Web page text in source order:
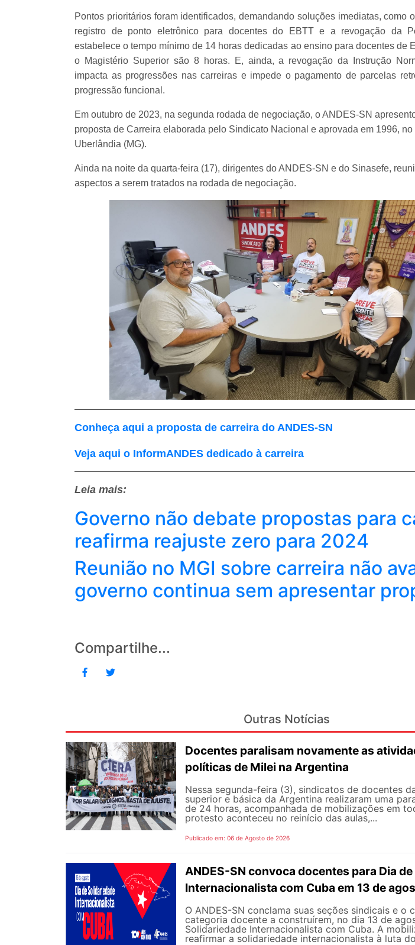
Pontos prioritários foram identificados, demandando soluções imediatas, como
registro de ponto eletrônico para docentes do EBTT e a revogação da
estabelece o tempo mínimo de 14 horas dedicadas ao ensino para docentes de
o Magistério Superior são 8 horas. E, ainda, a revogação da Instrução
impacta as progressões nas carreiras e impede o pagamento de parcelas
progressão funcional.
Em outubro de 2023, na segunda rodada de negociação, o ANDES-SN
proposta de Carreira elaborada pelo Sindicato Nacional e aprovada em 1996, no
Uberlândia (MG).
Ainda na noite da quarta-feira (17), dirigentes do ANDES-SN e do Sinasefe,
aspectos a serem tratados na rodada de negociação.
Conheça aqui a proposta de carreira do ANDES-SN
Veja aqui o InformANDES dedicado à carreira
Leia mais:
Governo não debate propostas para
reafirma reajuste zero para 2024
Reunião no MGI sobre carreira não
governo continua sem apresentar
Compartilhe...
Outras Notícias
Docentes paralisam novamente as
políticas de Milei na Argentina
Nessa segunda-feira (3), sindicatos de docentes
superior e básica da Argentina realizaram uma
de 24 horas, acompanhada de mobilizações em
protesto aconteceu no reinício das aulas,...
Publicado em: 06 de Agosto de 2026
ANDES-SN convoca docentes para Dia
Internacionalista com Cuba em 13 de
O ANDES-SN conclama suas seções sindicais e o
categoria docente a construírem, no dia 13 de
Solidariedade Internacionalista com Cuba. A
reafirmar a solidariedade internacionalista à luta